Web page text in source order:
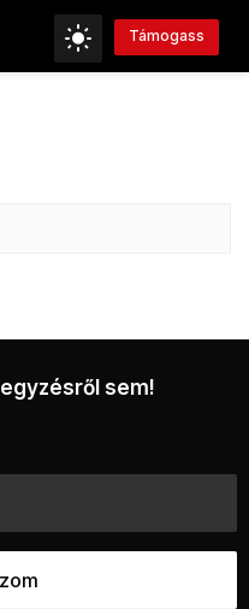
Támogass
sem!